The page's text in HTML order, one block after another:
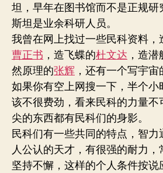
坦，早年在图书馆而不是正规研
斯坦是业余科研人员。
我曾在网上找过一些民科资料，
曹正书 ，造飞蝶的杜文达 ，造
然原理的张辉 ，还有一个写宇
如果你有空上网搜一下，半个
该不很费劲，看来民科的力量
尖的东西都有民科们的身影。
民科们有一些共同的特点，智力
人公认的天才，有很强的耐力
坚持不懈，这样的个人条件按说